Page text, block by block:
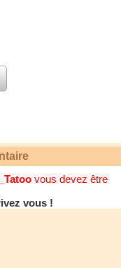
vous devez être
vous !